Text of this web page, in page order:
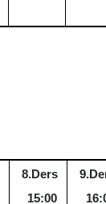
8.Ders
15:00